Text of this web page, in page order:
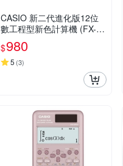
CASIO 新二代進化版12位
數工程型新色計算機 (FX-99
1ES PLUS-2-BU)藍色
$980
5 (3)